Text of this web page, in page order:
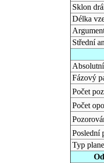
Sklon
Délka
Střední
Fázový
Počet
Počet
Poslední
Typ